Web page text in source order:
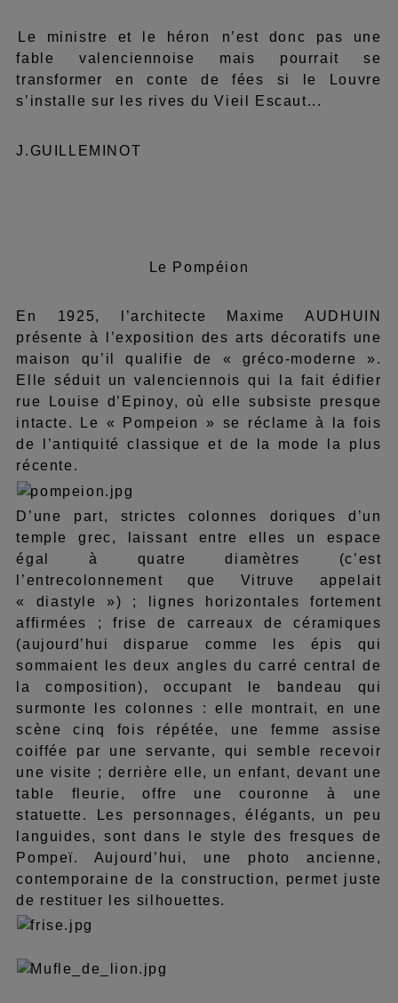
Le ministre et le héron n’est donc pas une
fable valenciennoise mais pourrait se
transformer en conte de fées si le Louvre
s’installe sur les rives du Vieil Escaut...
J.GUILLEMINOT
Le Pompéion
En 1925, l’architecte Maxime AUDHUIN
présente à l’exposition des arts décoratifs une
maison qu’il qualifie de « gréco-moderne ».
Elle séduit un valenciennois qui la fait édifier
rue Louise d’Epinoy, où elle subsiste presque
intacte. Le « Pompeion » se réclame à la fois
de l’antiquité classique et de la mode la plus
récente.
D’une part, strictes colonnes doriques d’un
temple grec, laissant entre elles un espace
égal à quatre diamètres (c’est
l’entrecolonnement que Vitruve appelait
« diastyle ») ; lignes horizontales fortement
affirmées ; frise de carreaux de céramiques
(aujourd’hui disparue comme les épis qui
sommaient les deux angles du carré central de
la composition), occupant le bandeau qui
surmonte les colonnes : elle montrait, en une
scène cinq fois répétée, une femme assise
coiffée par une servante, qui semble recevoir
une visite ; derrière elle, un enfant, devant une
table fleurie, offre une couronne à une
statuette. Les personnages, élégants, un peu
languides, sont dans le style des fresques de
Pompeï. Aujourd’hui, une photo ancienne,
contemporaine de la construction, permet juste
de restituer les silhouettes.